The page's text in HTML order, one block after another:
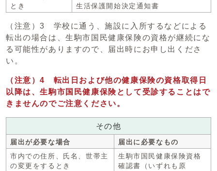
とき
生活保護開始決定通知書
（注意）3 学校に通う、施設に入所するなどによる
転出の場合は、生駒市国民健康保険の資格が継続にな
る可能性がありますので、届出時にお申し出くださ
い。
（注意）4 転出日および他の健康保険の資格取得日
以降は、生駒市国民健康保険として受診することはで
きませんのでご注意ください。
その他
届出が必要な場合
届出に必要なもの
市内での住所、氏名、世帯主
の変更をするとき
生駒市国民健康保険資格
確認書（いずれも原